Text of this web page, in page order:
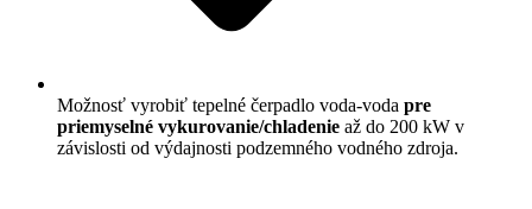
Možnosť vyrobiť tepelné čerpadlo voda-voda pre
priemyselné vykurovanie/chladenie až do 200 kW v
závislosti od výdajnosti podzemného vodného zdroja.